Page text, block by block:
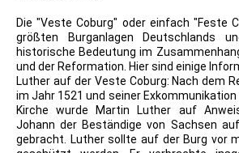
Die "Veste Coburg" oder einfach "Feste
größten Burganlagen Deutschlands
historische Bedeutung im
und der Reformation. Hier sind einige
Luther auf der Veste Coburg: Nach dem
im Jahr 1521 und seiner
Kirche wurde Martin Luther auf
Johann der Beständige von Sachsen
gebracht. Luther sollte auf der Burg vor